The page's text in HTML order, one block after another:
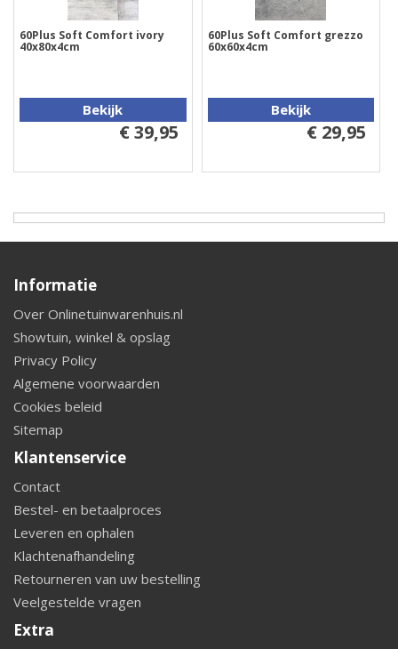
60Plus Soft Comfort ivory
40x80x4cm
Bekijk
€ 39,95
60Plus Soft Comfort grezzo
60x60x4cm
Bekijk
€ 29,95
Informatie
Over Onlinetuinwarenhuis.nl
Showtuin, winkel & opslag
Privacy Policy
Algemene voorwaarden
Cookies beleid
Sitemap
Klantenservice
Contact
Bestel- en betaalproces
Leveren en ophalen
Klachtenafhandeling
Retourneren van uw bestelling
Veelgestelde vragen
Extra